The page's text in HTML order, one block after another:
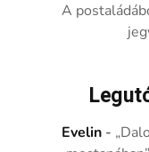
A
Evelin -